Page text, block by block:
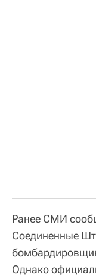
Ранее СМИ
Соединенные
Однако